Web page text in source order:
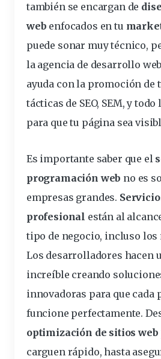
también se encargan de
web enfocados en tu
puede sonar muy técnico,
la agencia de desarrollo
ayuda con la promoción de
tácticas de SEO, SEM, y
para que tu página sea
Es importante saber que el
programación web no es
empresas grandes.
profesional están al
tipo de negocio, incluso los
Los desarrolladores hacen
increíble creando
innovadoras para que cada
funcione perfectamente.
optimización de sitios web
carguen rápido, hasta